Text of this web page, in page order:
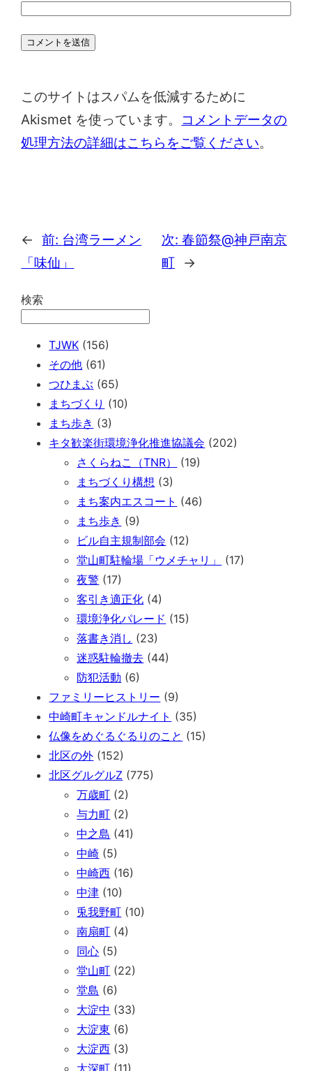
このサイトはスパムを低減するために
Akismet を使っています。
コメントデータの
処理方法の詳細はこちらをご覧ください。
← 前: 台湾ラーメン
「味仙」
次:春節祭@神戸南京
町 →
検索
TJWK (156)
その他 (61)
つひまぶ (65)
まちづくり (10)
まち歩き (3)
キタ歓楽街環境浄化推進協議会 (202)
さくらねこ（TNR）
(19)
まちづくり構想 (3)
まち案内エスコート (46)
まち歩き (9)
ビル自主規制部会 (12)
堂山町駐輪場「ウメチャリ」
(17)
夜警 (17)
客引き適正化 (4)
環境浄化パレード (15)
落書き消し (23)
迷惑駐輪撤去 (44)
防犯活動 (6)
ファミリーヒストリー (9)
中崎町キャンドルナイト (35)
仏像をめぐるぐるりのこと (15)
北区の外 (152)
北区グルグルZ (775)
万歳町 (2)
与力町 (2)
中之島 (41)
中崎 (5)
中崎西 (16)
中津 (10)
兎我野町 (10)
南扇町 (4)
同心 (5)
堂山町 (22)
堂島 (6)
大淀中 (33)
大淀東 (6)
大淀西 (3)